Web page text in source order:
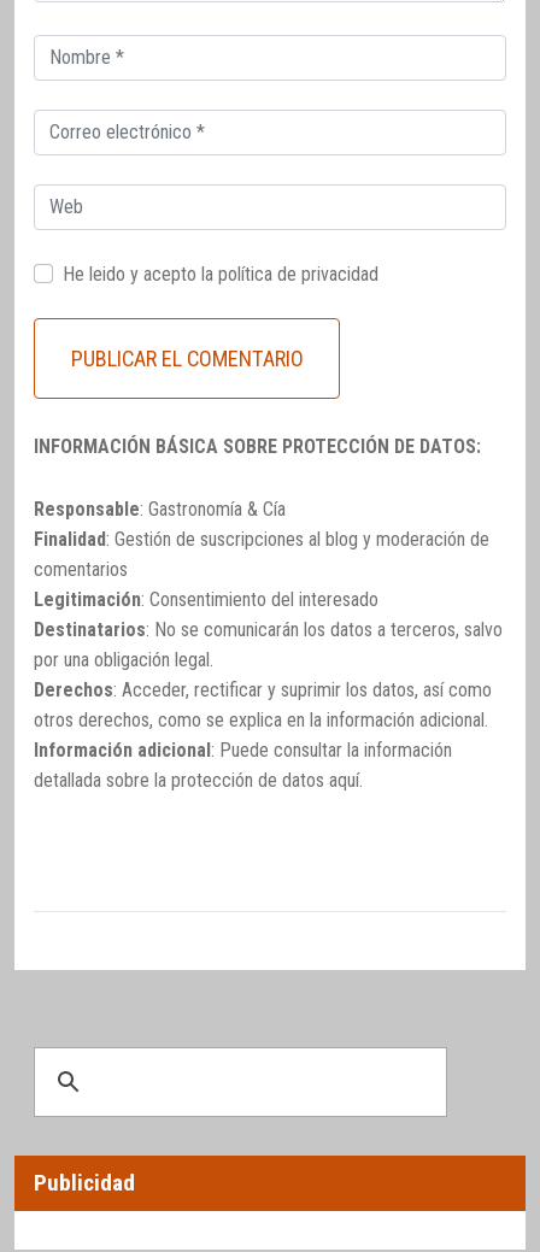
Correo
electrónico
Correo
electrónico
Web
He leido y acepto la política de privacidad
INFORMACIÓN BÁSICA SOBRE PROTECCIÓN DE DATOS:
Responsable: Gastronomía & Cía
Finalidad: Gestión de suscripciones al blog y moderación de
comentarios
Legitimación: Consentimiento del interesado
Destinatarios: No se comunicarán los datos a terceros, salvo
por una obligación legal.
Derechos: Acceder, rectificar y suprimir los datos, así como
otros derechos, como se explica en la información adicional.
Información adicional: Puede consultar la información
detallada sobre la protección de datos aquí.
Publicidad